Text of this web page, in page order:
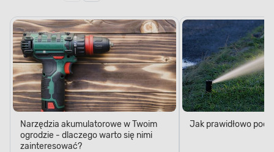
Narzędzia akumulatorowe w Twoim
ogrodzie - dlaczego warto się nimi
zainteresować?
Jak prawidłowo